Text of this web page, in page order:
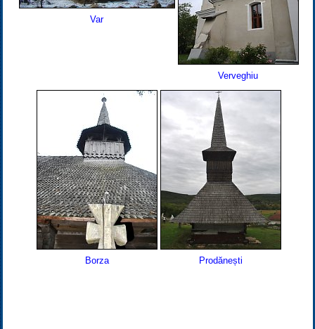
Var
Verveghiu
Borza Prodănești